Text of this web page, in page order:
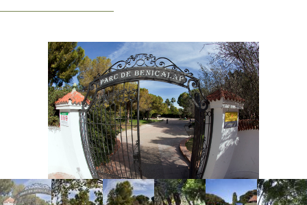
Al Parc de Benicalap coexistixen diverses zones:
futbol i bàsquet (handbol - futbol sala).
Piscines obertes, una per a adults i una altra per a xiquets, que
només funcionen a l'estiu.
Zona de relax, dissenyada amb un cert estil àrab i diverses fonts
ornamentals.
Zona infantil, amb diversos jocs, on destaca la "cabanya de Tarzan”,
símbol pel qual es reconeix el Parc.
Zona de teatre-fòrum, on es realitzen actes socials i culturals.
Local social per a jubilats.